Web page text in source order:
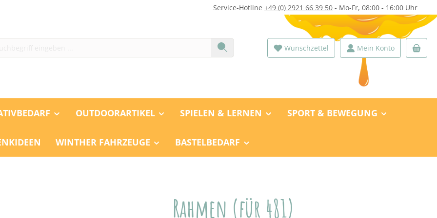
Service-Hotline +49 (0) 2921 66 39 50 - Mo-Fr, 08:00 - 16:00 Uhr
Wunschzettel Mein Konto
OUTDOORARTIKEL SPIELEN & LERNEN SPORT & BEWEGUNG
WINTHER FAHRZEUGE BASTELBEDARF
Rahmen (für 481)